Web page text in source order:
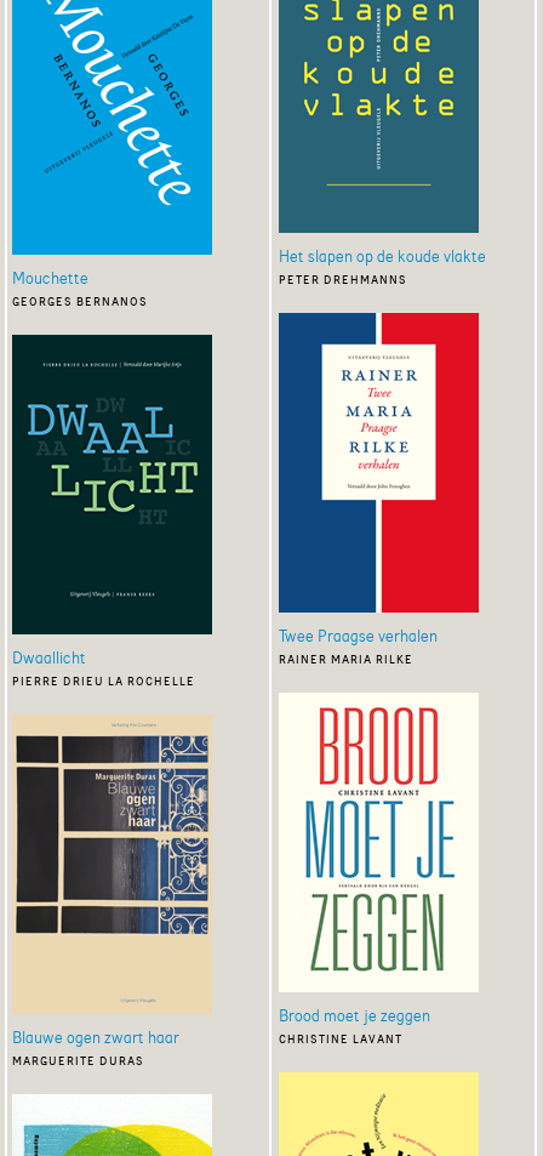
Mouchette
georges bernanos
Dwaallicht
pierre drieu la rochelle
Blauwe ogen zwart haar
marguerite duras
Het slapen op de koude vlakte
peter drehmanns
Twee Praagse verhalen
rainer maria rilke
Brood moet je zeggen
christine lavant